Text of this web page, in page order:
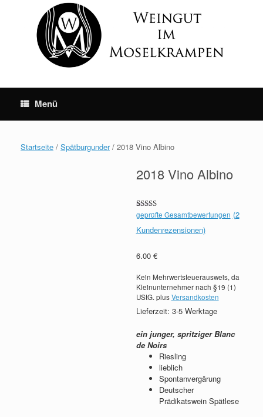
Menü
Startseite / Spätburgunder/ 2018 Vino Albino
2018 Vino Albino
Bewertet mit
basierend
2
geprüfte Gesamtbewertungen (2
Kundenrezensionen)
6.00 €
Kein Mehrwertsteuerausweis, da
Kleinunternehmer nach §19 (1)
UStG. plusVersandkosten
Lieferzeit: 3-5 Werktage
ein junger, spritziger Blanc
de Noirs
Riesling
lieblich
Spontanvergärung
Deutscher
Prädikatswein Spätlese